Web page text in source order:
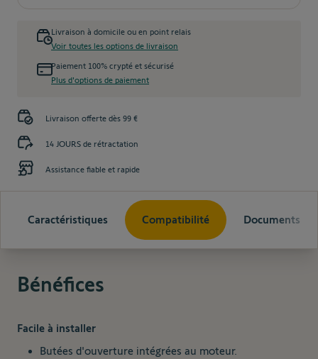
Livraison à domicile ou en point relais
Voir toutes les options de livraison
Paiement 100% crypté et sécurisé
Plus d'options de paiement
Livraison offerte dès 99 €
14 JOURS de rétractation
Assistance fiable et rapide
Caractéristiques Compatibilité Documents
Bénéfices
Facile à installer
Butées d'ouverture intégrées au moteur.